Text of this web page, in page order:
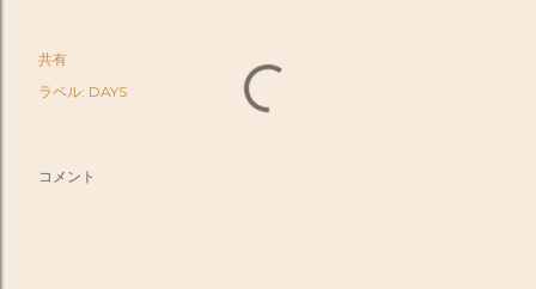
共有
ラベル: DAYS
コメント